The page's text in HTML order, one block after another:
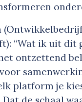
“Wat ik uit dit
ontzettend
platform je